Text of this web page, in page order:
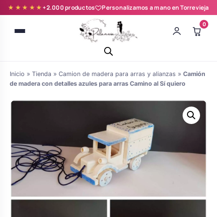
★★★★★+2.000 productos Personalizamos a mano en Torrevieja
0
personalizadas
de boda
Árboles de Huellas para Primera
Comunión
Batas de comunión personalizadas
Inicio » Tienda » Camion de madera para arras y alianzas » Camión
de madera con detalles azules para arras Camino al Sí quiero